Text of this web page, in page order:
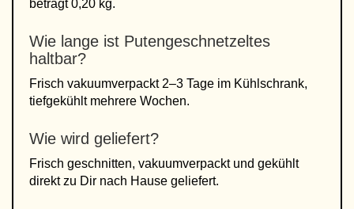
beträgt 0,20 kg.
Wie lange ist Putengeschnetzeltes
haltbar?
Frisch vakuumverpackt 2–3 Tage im Kühlschrank,
tiefgekühlt mehrere Wochen.
Wie wird geliefert?
Frisch geschnitten, vakuumverpackt und gekühlt
direkt zu Dir nach Hause geliefert.